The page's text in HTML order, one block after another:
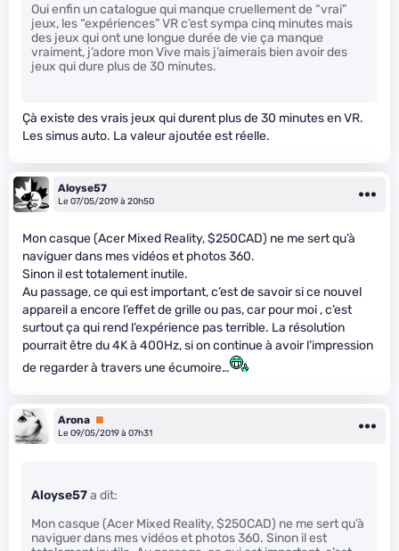
Oui enfin un catalogue qui manque cruellement de “vrai”
jeux, les “expériences” VR c’est sympa cinq minutes mais
des jeux qui ont une longue durée de vie ça manque
vraiment, j’adore mon Vive mais j’aimerais bien avoir des
jeux qui dure plus de 30 minutes.
Çà existe des vrais jeux qui durent plus de 30 minutes en VR.
Les simus auto. La valeur ajoutée est réelle.
Aloyse57
Le 07/05/2019 à 20h50
Mon casque (Acer Mixed Reality, $250CAD) ne me sert qu’à
naviguer dans mes vidéos et photos 360.
Sinon il est totalement inutile.
Au passage, ce qui est important, c’est de savoir si ce nouvel
appareil a encore l’effet de grille ou pas, car pour moi , c’est
surtout ça qui rend l’expérience pas terrible. La résolution
pourrait être du 4K à 400Hz, si on continue à avoir l’impression
de regarder à travers une écumoire…
Arona Premium
Le 09/05/2019 à 07h31
Aloyse57a dit:
Mon casque (Acer Mixed Reality, $250CAD) ne me sert qu’à
naviguer dans mes vidéos et photos 360. Sinon il est